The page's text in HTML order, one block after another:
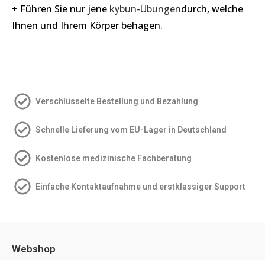
+ Führen Sie nur jene kybun-Übungendurch, welche
Ihnen und Ihrem Körper behagen.
Verschlüsselte Bestellung und Bezahlung
Schnelle Lieferung vom EU-Lager in Deutschland
Kostenlose medizinische Fachberatung
Einfache Kontakt­aufnahme und erstklassiger Support
Webshop